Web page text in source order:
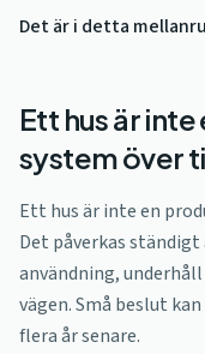
Det är i detta
Ett hus är
system över
Ett hus är inte en
Det påverkas
användning,
vägen. Små beslut
flera år senare.